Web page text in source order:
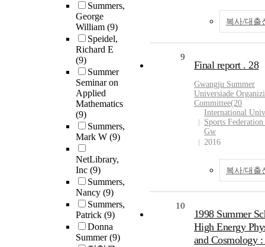
Summers,
George
William (9)
Speidel,
Richard E
(9)
Summer
Seminar on
Applied
Mathematics
(9)
Summers,
Mark W (9)
NetLibrary,
Inc (9)
Summers,
Nancy (9)
Summers,
Patrick (9)
Donna
Summer(9)
복사/대출
9
Final report . 28
Gwangju Summer
Universiade
Committee(20
International
Sports
Gw
2016
복사/대출
10
1998 Summer
High Energy
and Cosmology